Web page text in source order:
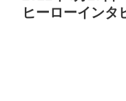
ヒーローインタ